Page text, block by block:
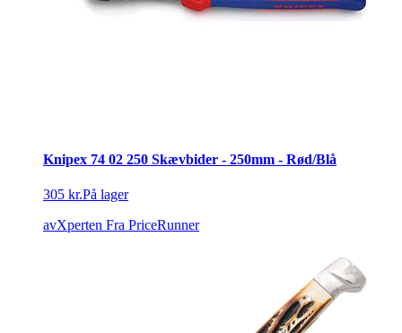
Knipex 74 02 250 Skævbider - 250mm - Rød/Blå
305 kr.På lager
avXperten Fra PriceRunner